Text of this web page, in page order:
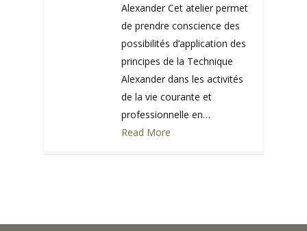
Alexander Cet atelier permet
de prendre conscience des
possibilités d’application des
principes de la Technique
Alexander dans les activités
de la vie courante et
professionnelle en…
Read More